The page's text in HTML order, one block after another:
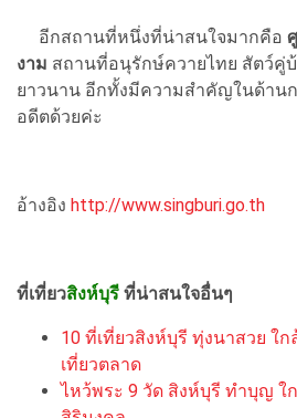
อีกสถานที่หนึ่งที่น่าสนใจมากคือ
งาม สถานที่อนุรักษ์ควายไทย สัตว์คู่
ยาวนาน อีกทั้งมีความสำคัญในด้าน
อดีตด้วยค่ะ
อ้างอิง http://www.singburi.go.th
ที่เที่ยวสิงห์บุรี ที่น่าสนใจอื่นๆ
10 ที่เที่ยวสิงห์บุรี ทุ่งนาสวย ใ
เที่ยวตลาด
ไหว้พระ 9 วัด สิงห์บุรี ทำบุญ ใ